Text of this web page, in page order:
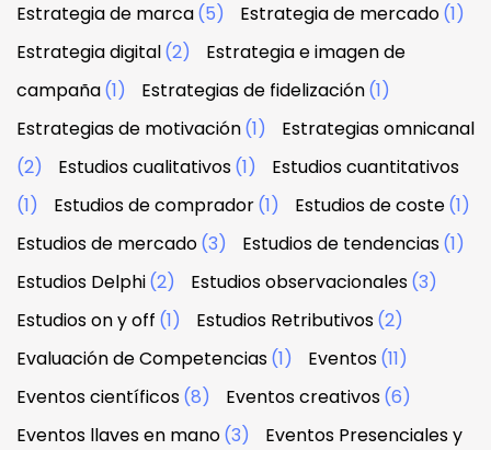
Estrategia de marca(5) Estrategia de mercado(1)
Estrategia digital(2)
Estrategia e imagen de
campaña(1) Estrategias de fidelización(1)
Estrategias de motivación(1)
Estrategias omnicanal
(2)
Estudios cualitativos(1)
Estudios cuantitativos
(1)
Estudios de comprador(1) Estudios de coste(1)
Estudios de mercado(3) Estudios de tendencias(1)
Estudios Delphi(2) Estudios observacionales(3)
Estudios on y off (1) Estudios Retributivos(2)
Evaluación de Competencias(1) Eventos(11)
Eventos científicos(8) Eventos creativos(6)
Eventos llaves en mano(3)
Eventos Presenciales y